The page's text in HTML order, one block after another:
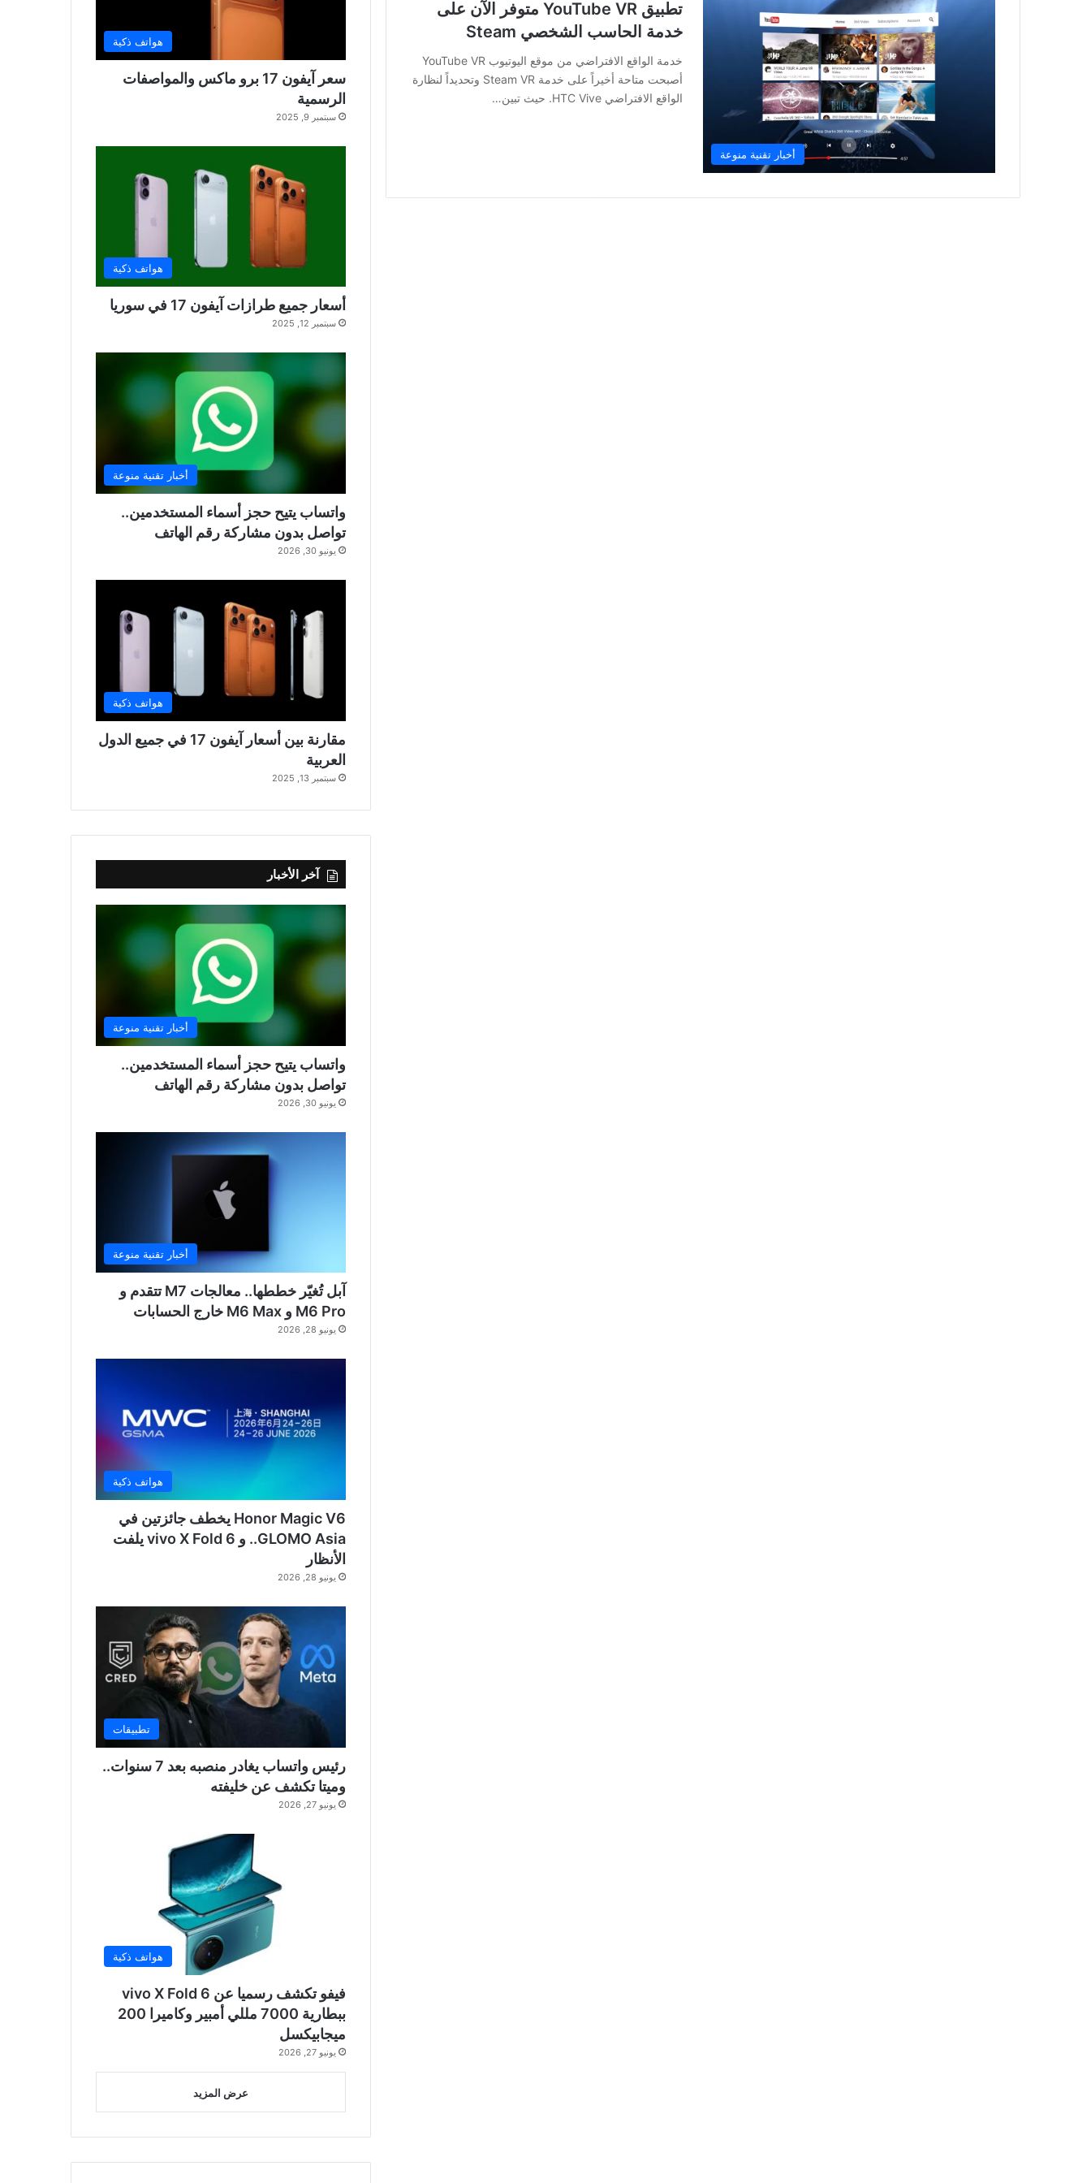
أخبار تقنية منوعة
تطبيق YouTube VR متوفر الآن على
خدمة الحاسب الشخصي Steam
خدمة الواقع الافتراضي من موقع اليوتيوب YouTube VR
أصبحت متاحة أخيراً على خدمة Steam VR وتحديداً لنظارة
الواقع الافتراضي HTC Vive. حيث تبين…
هواتف ذكية
سعر آيفون 17 برو ماكس والمواصفات
الرسمية
سبتمبر 9, 2025
هواتف ذكية
أسعار جميع طرازات آيفون 17 في سوريا
سبتمبر 12, 2025
أخبار تقنية منوعة
واتساب يتيح حجز أسماء المستخدمين..
تواصل بدون مشاركة رقم الهاتف
يونيو 30, 2026
هواتف ذكية
مقارنة بين أسعار آيفون 17 في جميع الدول
العربية
سبتمبر 13, 2025
آخر الأخبار
أخبار تقنية منوعة
واتساب يتيح حجز أسماء المستخدمين..
تواصل بدون مشاركة رقم الهاتف
يونيو 30, 2026
أخبار تقنية منوعة
آبل تُغيّر خططها.. معالجات M7 تتقدم و
M6 Pro و M6 Max خارج الحسابات
يونيو 28, 2026
هواتف ذكية
Honor Magic V6 يخطف جائزتين في
GLOMO Asia.. و vivo X Fold 6 يلفت
الأنظار
يونيو 28, 2026
تطبيقات
رئيس واتساب يغادر منصبه بعد 7 سنوات..
وميتا تكشف عن خليفته
يونيو 27, 2026
هواتف ذكية
فيفو تكشف رسميا عن vivo X Fold 6
ببطارية 7000 مللي أمبير وكاميرا 200
ميجابيكسل
يونيو 27, 2026
عرض المزيد